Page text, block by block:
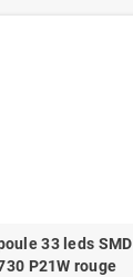
33 leds SMD
P21W rouge